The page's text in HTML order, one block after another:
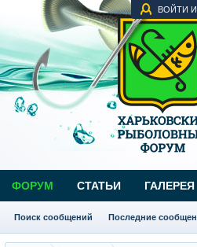
ВОЙТИ
ФОРУМ
Поиск сообщений Последние
СТАТЬИ ГАЛЕРЕЯ